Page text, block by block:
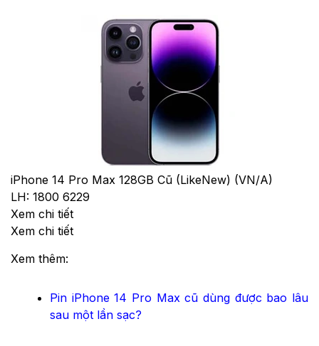
iPhone 14 Pro Max 128GB Cũ (LikeNew) (VN/A)
LH: 1800 6229
Xem chi tiết
Xem chi tiết
Xem thêm:
Pin iPhone 14 Pro Max cũ dùng được bao lâu
sau một lần sạc?